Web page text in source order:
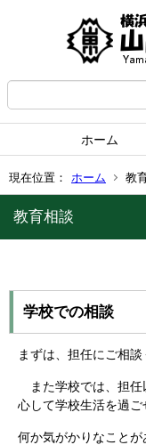
ホーム
現在位置： ホーム 教
教育相談
学校での相談
まずは、担任にご相談
また学校では、担任
心して学校生活を過ご
何か気がかりなことが